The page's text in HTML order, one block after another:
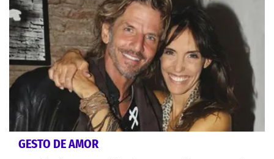
GESTO DE AMOR